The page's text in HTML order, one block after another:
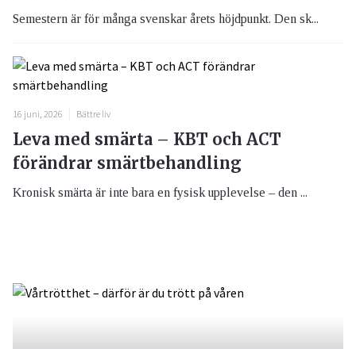
Semestern är för många svenskar årets höjdpunkt. Den sk...
16 juni, 2026 Bättre liv
Leva med smärta – KBT och ACT
förändrar smärtbehandling
Kronisk smärta är inte bara en fysisk upplevelse – den ...